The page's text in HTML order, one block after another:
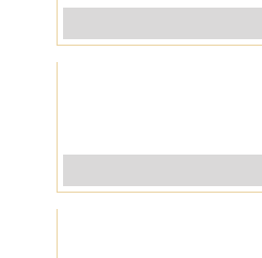
وزارة المواصلات والاتصالات (71)
وزارة الأشغال (15)
المجلس الأعلى للشباب والرياضة (9)
(90)